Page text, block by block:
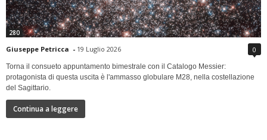
280
Giuseppe Petricca - 19 Luglio 2026 0
Torna il consueto appuntamento bimestrale con il Catalogo Messier:
protagonista di questa uscita è l'ammasso globulare M28, nella costellazione
del Sagittario.
Continua a leggere